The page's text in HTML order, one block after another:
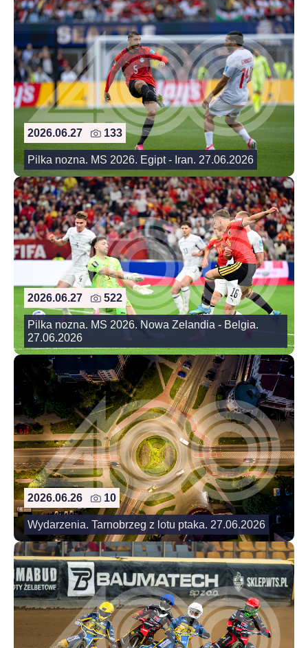
2026.06.27 133
Pilka nozna. MS 2026. Egipt - Iran. 27.06.2026
2026.06.27 522
Pilka nozna. MS 2026. Nowa Zelandia - Belgia.
27.06.2026
2026.06.26 10
Wydarzenia. Tarnobrzeg z lotu ptaka. 27.06.2026